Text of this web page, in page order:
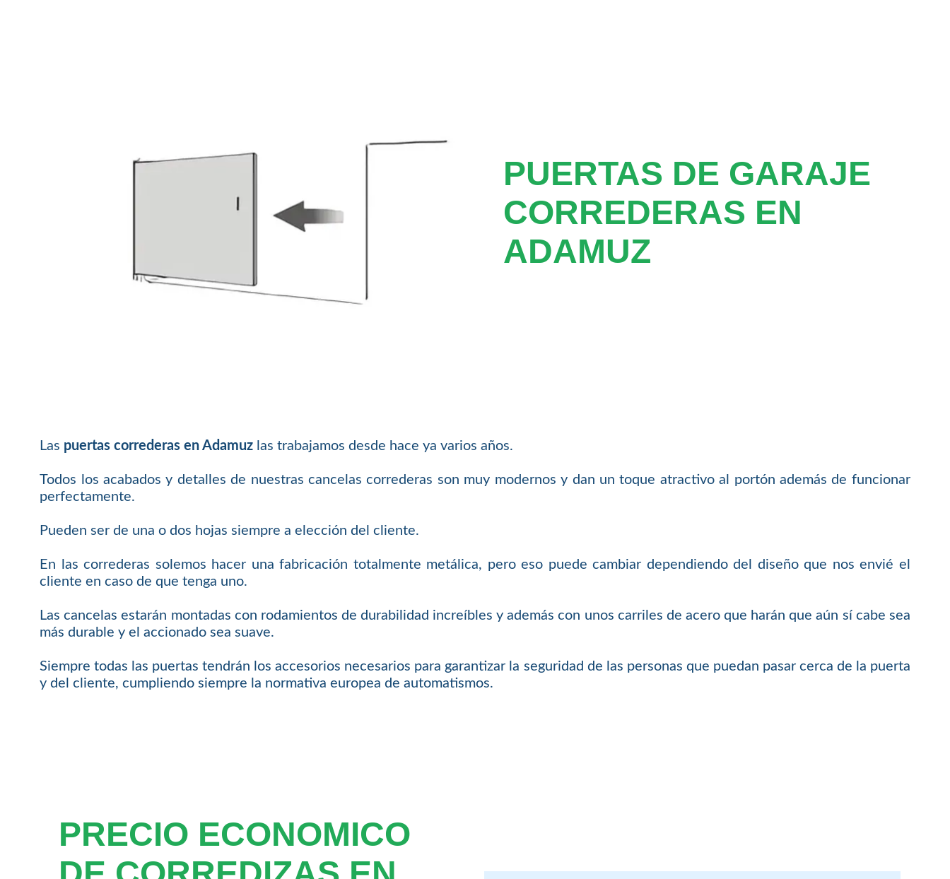
PUERTAS DE GARAJE
CORREDERAS EN
ADAMUZ
Las puertas correderas en Adamuz las trabajamos desde hace ya varios años.
Todos los acabados y detalles de nuestras cancelas correderas son muy modernos y dan un toque atractivo al portón además de funcionar
perfectamente.
Pueden ser de una o dos hojas siempre a elección del cliente.
En las correderas solemos hacer una fabricación totalmente metálica, pero eso puede cambiar dependiendo del diseño que nos envié el
cliente en caso de que tenga uno.
Las cancelas estarán montadas con rodamientos de durabilidad increíbles y además con unos carriles de acero que harán que aún sí cabe sea
más durable y el accionado sea suave.
Siempre todas las puertas tendrán los accesorios necesarios para garantizar la seguridad de las personas que puedan pasar cerca de la puerta
y del cliente, cumpliendo siempre la normativa europea de automatismos.
PRECIO ECONOMICO